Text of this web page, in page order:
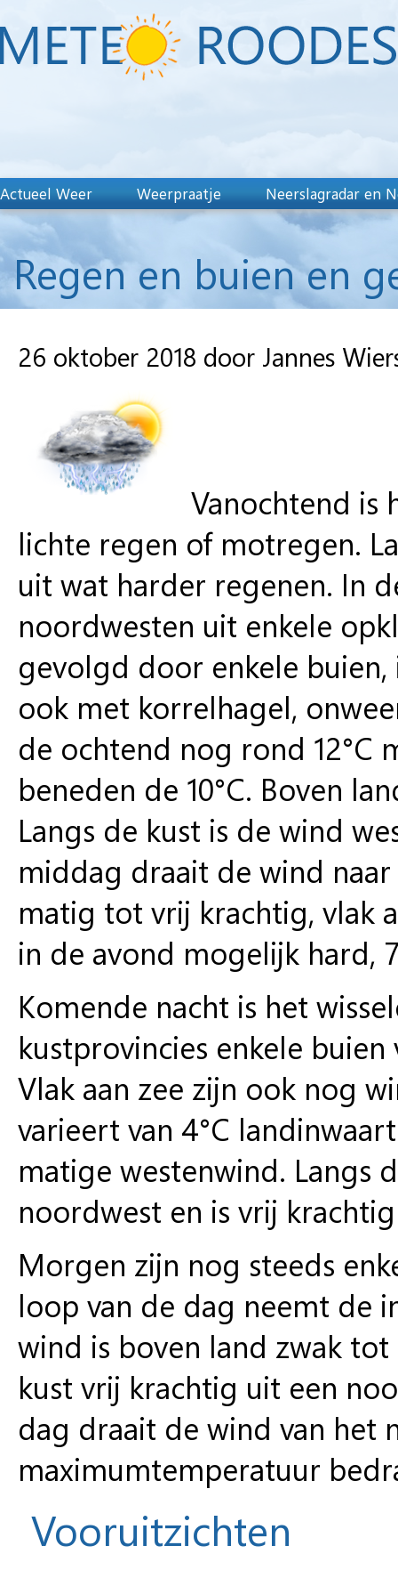
Actueel Weer Weerpraatje Neerslagradar en
Regen en buien en
26 oktober 2018 door Jannes
Vanochtend is
lichte regen of motregen.
uit wat harder regenen. In
noordwesten uit enkele
gevolgd door enkele
ook met korrelhagel,
de ochtend nog rond 12°C
beneden de 10°C. Boven
Langs de kust is de wind
middag draait de wind
matig tot vrij krachtig, vlak
in de avond mogelijk hard,
Komende nacht is het
kustprovincies enkele
Vlak aan zee zijn ook nog
varieert van 4°C
matige westenwind. Langs
noordwest en is vrij
Morgen zijn nog steeds
loop van de dag neemt de
wind is boven land zwak
kust vrij krachtig uit een
dag draait de wind van het
maximumtemperatuur
Vooruitzichten